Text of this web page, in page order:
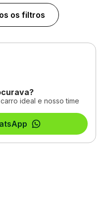
os filtros
ideal e nosso time